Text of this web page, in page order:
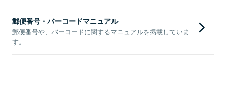
郵便番号・バーコードマニュアル
郵便番号や、バーコードに関するマニュアルを掲載していま
す。